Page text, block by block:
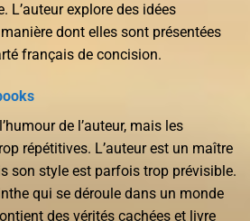
L’auteur explore des idées
dont elles sont présentées
français de concision.
de l’auteur, mais les
répétitives. L’auteur est un maître
son style est parfois trop prévisible.
qui se déroule dans un monde
des vérités cachées et livre